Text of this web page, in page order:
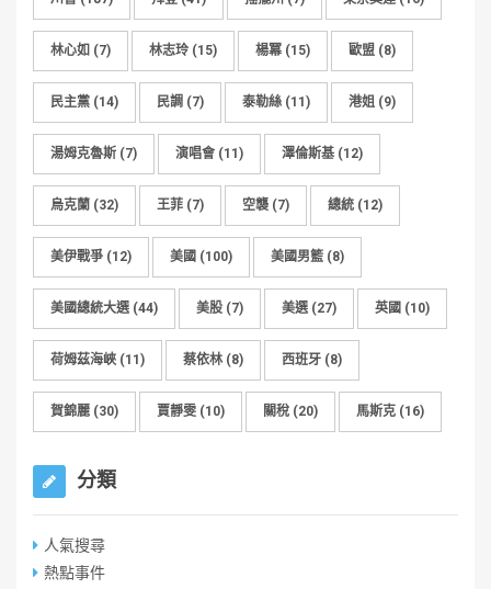
林心如 (7) 林志玲 (15) 楊冪 (15) 歐盟 (8)
民主黨 (14) 民調 (7) 泰勒絲 (11) 港姐 (9)
湯姆克魯斯 (7) 演唱會 (11) 澤倫斯基 (12)
烏克蘭 (32) 王菲 (7) 空襲 (7) 總統 (12)
美伊戰爭 (12) 美國 (100) 美國男籃 (8)
美國總統大選 (44) 美股 (7) 美選 (27) 英國 (10)
荷姆茲海峽 (11) 蔡依林 (8) 西班牙 (8)
賀錦麗 (30) 賈靜雯 (10) 關稅 (20) 馬斯克 (16)
分類
人氣搜尋
熱點事件